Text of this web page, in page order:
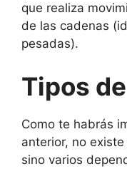
que realiza
de las cadenas
pesadas).
Tipos
Como te habrás
anterior, no
sino varios